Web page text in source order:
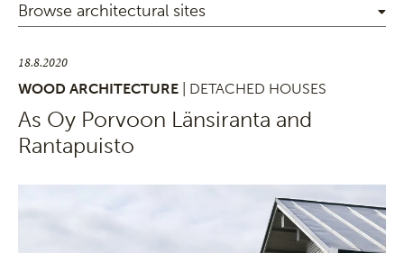
Browse architectural sites
18.8.2020
WOOD ARCHITECTURE
| DETACHED HOUSES
As Oy Porvoon Länsiranta and
Rantapuisto